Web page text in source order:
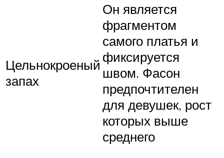
Цельнокроеный
запах
Он является
фрагментом
самого платья и
фиксируется
швом. Фасон
предпочтителен
для девушек, рост
которых выше
среднего